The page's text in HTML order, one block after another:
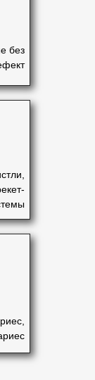
без